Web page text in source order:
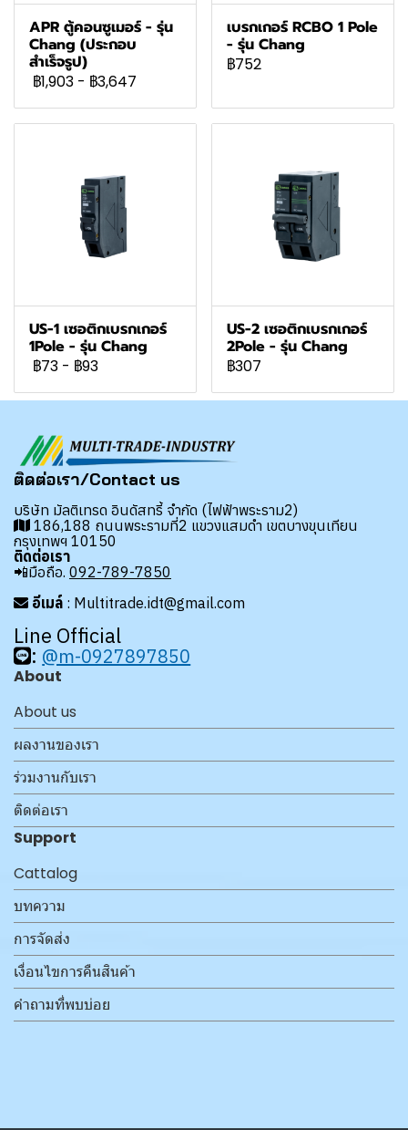
APR ตู้คอนซูเมอร์ - รุ่น
Chang (ประกอบ
สำเร็จรูป)
฿1,903 - ฿3,647
เบรกเกอร์ RCBO 1 Pole
- รุ่น Chang
฿752
US-1 เซอติกเบรกเกอร์
1Pole - รุ่น Chang
฿73 - ฿93
US-2 เซอติกเบรกเกอร์
2Pole - รุ่น Chang
฿307
ติดต่อเรา/Contact us
บริษัท มัลติเทรด อินดัสทรี้ จำกัด (ไฟฟ้าพระราม2)
186,188 ถนนพระรามที่2 แขวงแสมดำ เขตบางขุนเทียน
กรุงเทพฯ 10150
ติดต่อเรา
📲มือถือ. 092-789-7850
อีเมล์ : Multitrade.idt@gmail.com
Line Official
: @m-0927897850
About
About us
ผลงานของเรา
ร่วมงานกับเรา
ติดต่อเรา
Support
Cattalog
บทความ
การจัดส่ง
เงื่อนไขการคืนสินค้า
คำถามที่พบบ่อย